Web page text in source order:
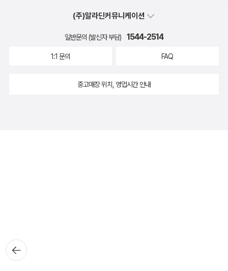
뒤로가
기
(주)알라딘커뮤니케이션
일반문의 (발신자 부담) 1544-2514
1:1 문의 FAQ
중고매장 위치, 영업시간 안내